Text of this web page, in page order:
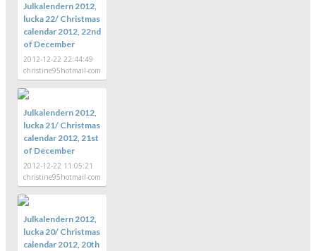
Julkalendern 2012,
lucka 22/ Christmas
calendar 2012, 22nd
of December
2012-12-22 22:44:49
christine95hotmail-com
Julkalendern 2012,
lucka 21/ Christmas
calendar 2012, 21st
of December
2012-12-22 11:05:21
christine95hotmail-com
Julkalendern 2012,
lucka 20/ Christmas
calendar 2012, 20th